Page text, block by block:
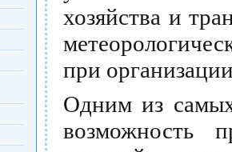
хозяйства и
при
Одним из
возможность